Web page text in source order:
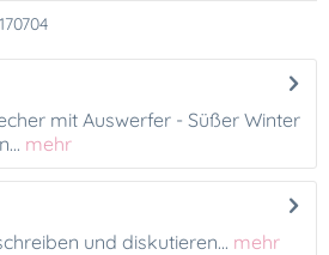
170704
mit Auswerfer - Süßer Winter
mehr
und diskutieren... mehr